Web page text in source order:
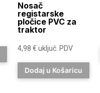
Nosač
registarske
pločice PVC za
traktor
4,98€ uključ. PDV
Dodaj u Košaricu